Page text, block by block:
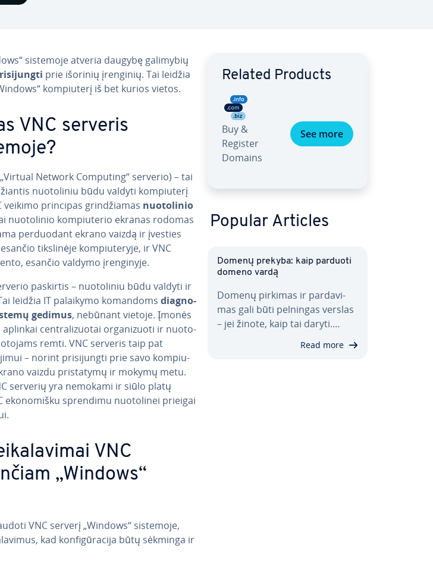
sistemoje atveria daugybę galimybių
prie išorinių įrenginių. Tai leidžia
kom­piu­te­rį iš bet kurios vietos.
VNC serveris
Network Computing“ serverio) – tai
nuo­to­li­niu būdu valdyti kom­piu­te­rį
principas grin­džia­mas nuo­to­li­nio
nuo­to­li­nio kom­piu­te­rio ekranas rodomas
per­duo­dant ekrano vaizdą ir įvesties
tiks­li­nė­je kom­piu­te­ry­je, ir VNC
esančio valdymo įren­gi­ny­je.
paskirtis – nuo­to­li­niu būdu valdyti ir
leidžia IT palaikymo komandoms dia­g­no­
gedimus, nebūnant vietoje. Įmonės
aplinkai cent­ra­li­zuo­tai or­ga­ni­zuo­ti ir nuo­to­
remti. VNC serveris taip pat
– norint pri­si­jung­ti prie savo kom­piu­
vaizdu pri­sta­ty­mų ir mokymų metu.
serverių yra nemokami ir siūlo platų
eko­no­miš­ku sprendimu nuo­to­li­nei prieigai
VNC
„Windows“
VNC serverį „Windows“ sistemoje,
kad kon­fi­gū­ra­ci­ja būtų sėkminga ir
Related Products
Buy &
Register
Domains
See more
Popular Articles
Domenų prekyba: kaip parduoti
domeno vardą
Domenų pirkimas ir par­da­vi­
mas gali būti pelningas verslas
– jei žinote, kaip tai daryti.…
Read more